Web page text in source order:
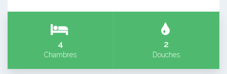
4
Chambres
2
Douches